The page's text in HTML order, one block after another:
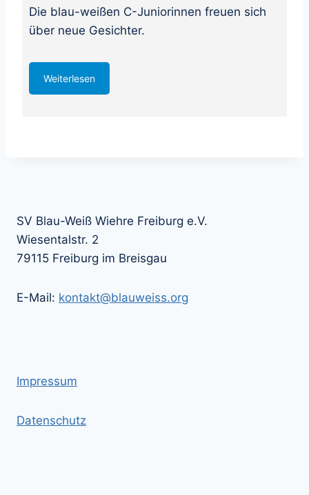
Die blau-weißen C-Juniorinnen freuen sich
über neue Gesichter.
Weiterlesen
SV Blau-Weiß Wiehre Freiburg e.V.
Wiesentalstr. 2
79115 Freiburg im Breisgau
E-Mail: kontakt@blauweiss.org
Impressum
Datenschutz